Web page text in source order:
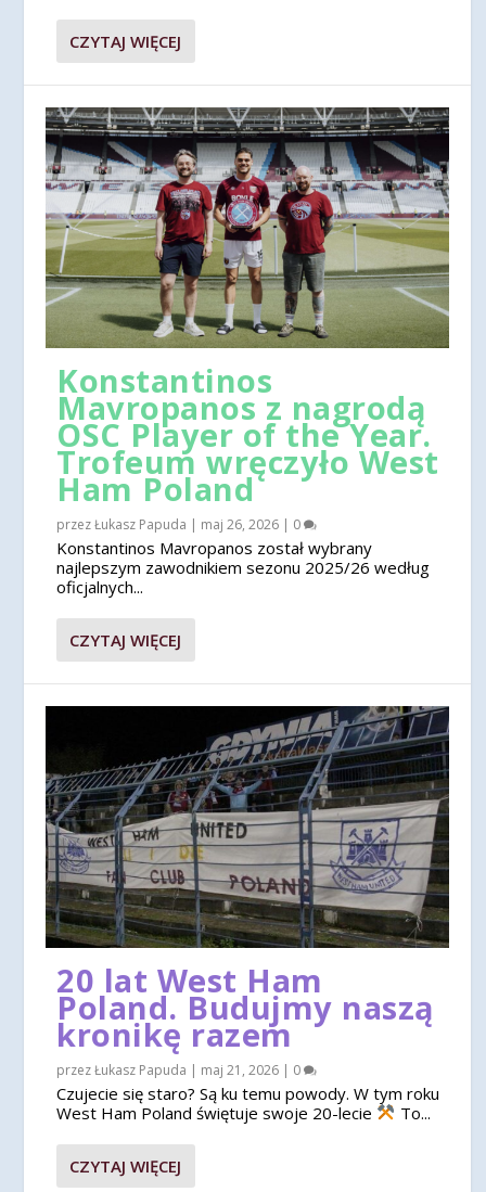
CZYTAJ WIĘCEJ
Konstantinos
Mavropanos z nagrodą
OSC Player of the Year.
Trofeum wręczyło West
Ham Poland
przezŁukasz Papuda | maj 26, 2026 | 0
Konstantinos Mavropanos został wybrany
najlepszym zawodnikiem sezonu 2025/26 według
oficjalnych...
CZYTAJ WIĘCEJ
20 lat West Ham
Poland. Budujmy naszą
kronikę razem
przezŁukasz Papuda | maj 21, 2026 | 0
Czujecie się staro? Są ku temu powody. W tym roku
West Ham Poland świętuje swoje 20-lecie
To...
CZYTAJ WIĘCEJ